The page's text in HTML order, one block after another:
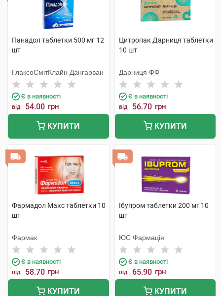
Панадол таблетки 500 мг 12
шт
ГлаксоСмітКлайн Дангарван
Є в наявності
від 54.00 грн
КУПИТИ
Цитропак Дарниця таблетки
10 шт
Дарниця ФФ
Є в наявності
від 56.70 грн
КУПИТИ
Фармадол Макс таблетки 10
шт
Фармак
Є в наявності
від 58.70 грн
КУПИТИ
Ібупром таблетки 200 мг 10
шт
ЮС Фармація
Є в наявності
від 65.90 грн
КУПИТИ